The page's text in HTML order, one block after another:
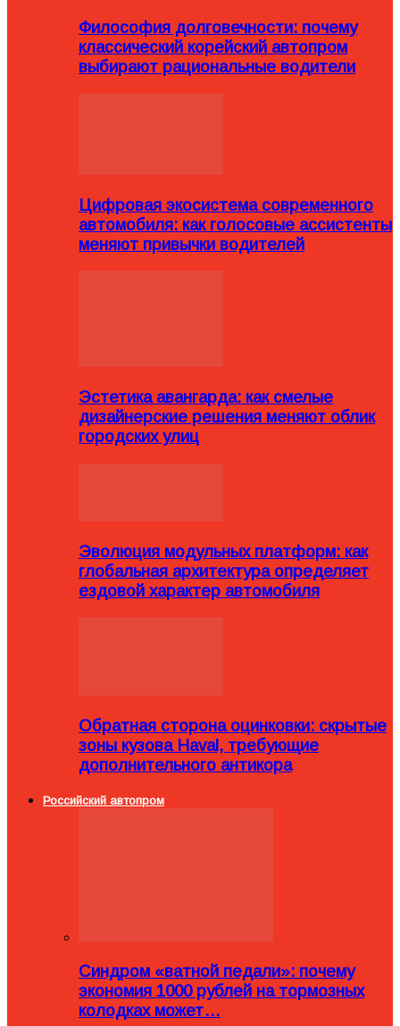
Философия долговечности: почему
классический корейский автопром
выбирают рациональные водители
Цифровая экосистема современного
автомобиля: как голосовые ассистенты
меняют привычки водителей
Эстетика авангарда: как смелые
дизайнерские решения меняют облик
городских улиц
Эволюция модульных платформ: как
глобальная архитектура определяет
ездовой характер автомобиля
Обратная сторона оцинковки: скрытые
зоны кузова Haval, требующие
дополнительного антикора
Российский автопром
Синдром «ватной педали»: почему
экономия 1000 рублей на тормозных
колодках может…